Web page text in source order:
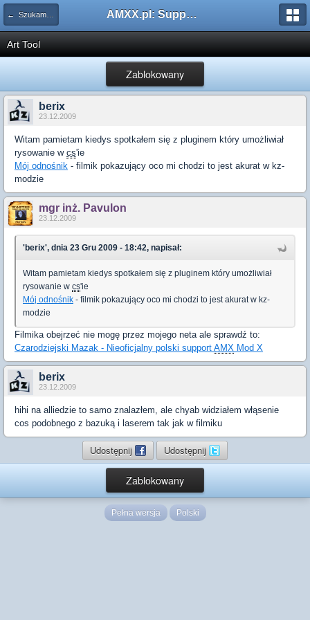
← Szukam pluginu AMXX.pl: Support AMX Mod X i SourceMod
Art Tool
Zablokowany
berix
23.12.2009
Witam pamietam kiedys spotkałem się z pluginem który umożliwiał
rysowanie w cs'ie
Mój odnośnik - filmik pokazujący oco mi chodzi to jest akurat w kz-
modzie
mgr inż. Pavulon
23.12.2009
'berix', dnia 23 Gru 2009 - 18:42, napisał:
Witam pamietam kiedys spotkałem się z pluginem który umożliwiał
rysowanie w cs'ie
Mój odnośnik - filmik pokazujący oco mi chodzi to jest akurat w kz-
modzie
Filmika obejrzeć nie mogę przez mojego neta ale sprawdź to:
Czarodziejski Mazak - Nieoficjalny polski support AMX Mod X
berix
23.12.2009
hihi na alliedzie to samo znalazłem, ale chyab widziałem włąsenie
cos podobnego z bazuką i laserem tak jak w filmiku
Udostępnij Udostępnij
Zablokowany
Pełna wersja Polski